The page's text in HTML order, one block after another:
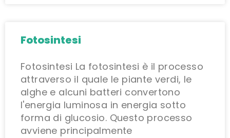
Fotosintesi
Fotosintesi La fotosintesi è il processo
attraverso il quale le piante verdi, le
alghe e alcuni batteri convertono
l'energia luminosa in energia sotto
forma di glucosio. Questo processo
avviene principalmente